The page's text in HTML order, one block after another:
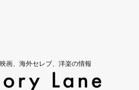
画、海外セレブ、洋楽の情報